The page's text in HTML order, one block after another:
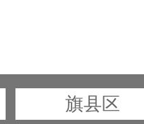
旗县区